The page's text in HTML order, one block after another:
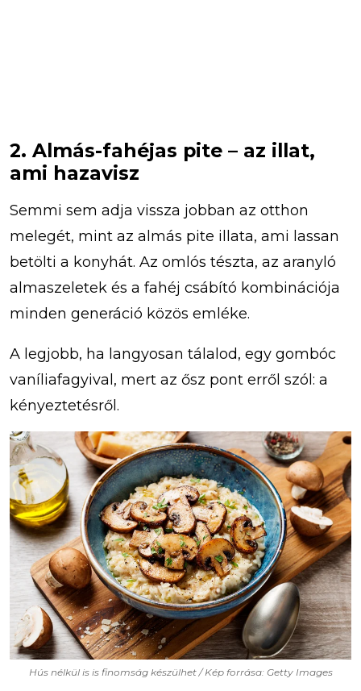
2. Almás-fahéjas pite – az illat,
ami hazavisz
Semmi sem adja vissza jobban az otthon
melegét, mint az almás pite illata, ami lassan
betölti a konyhát. Az omlós tészta, az aranyló
almaszeletek és a fahéj csábító kombinációja
minden generáció közös emléke.
A legjobb, ha langyosan tálalod, egy gombóc
vaníliafagyival, mert az ősz pont erről szól: a
kényeztetésről.
Hús nélkül is is finomság készülhet / Kép forrása: Getty Images